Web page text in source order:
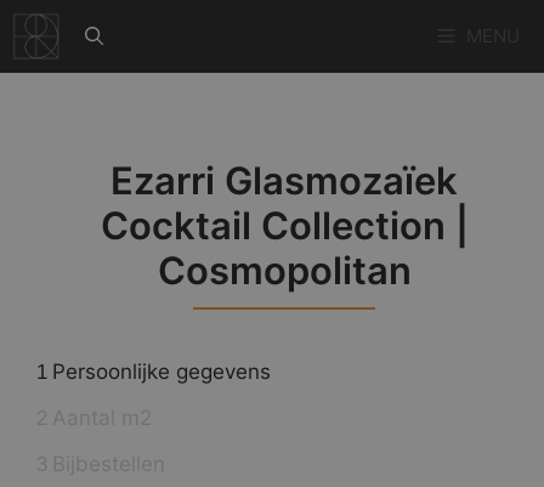
naar
de
Ezarri Glasmozaïek
Cocktail Collection |
Cosmopolitan
1 Persoonlijke gegevens